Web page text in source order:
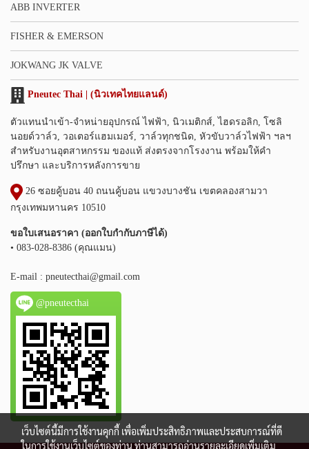
ABB INVERTER
FISHER & EMERSON
JOKWANG JK VALVE
Pneutec Thai | (นิวเทคไทยแลนด์)
ตัวแทนนำเข้า-จำหน่ายอุปกรณ์ ไฟฟ้า, นิวเมติกส์, ไฮดรอลิก, โซลิ
นอยด์วาล์ว, วอเตอร์แฮมเมอร์, วาล์วทุกชนิด, หัวขับวาล์วไฟฟ้า ฯลฯ
สำหรับงานอุตสาหกรรม ของแท้ ส่งตรงจากโรงงาน พร้อมให้คำ
ปรึกษา และบริการหลังการขาย
26 ซอยคู้บอน 40 ถนนคู้บอน แขวงบางชัน เขตคลองสามวา
กรุงเทพมหานคร 10510
ขอใบเสนอราคา (ออกใบกำกับภาษีได้)
• 083-028-8386 (คุณแมน)
E-mail : pneutecthai@gmail.com
@pneutecthai
เว็บไซต์นี้มีการใช้งานคุกกี้ เพื่อเพิ่มประสิทธิภาพและประสบการณ์ที่ดี
ในการใช้งานเว็บไซต์ของท่าน ท่านสามารถอ่านรายละเอียดเพิ่มเติม